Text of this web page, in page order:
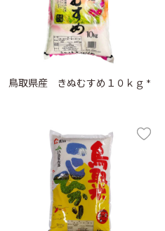
鳥取県産 きぬむすめ１０ｋｇ *